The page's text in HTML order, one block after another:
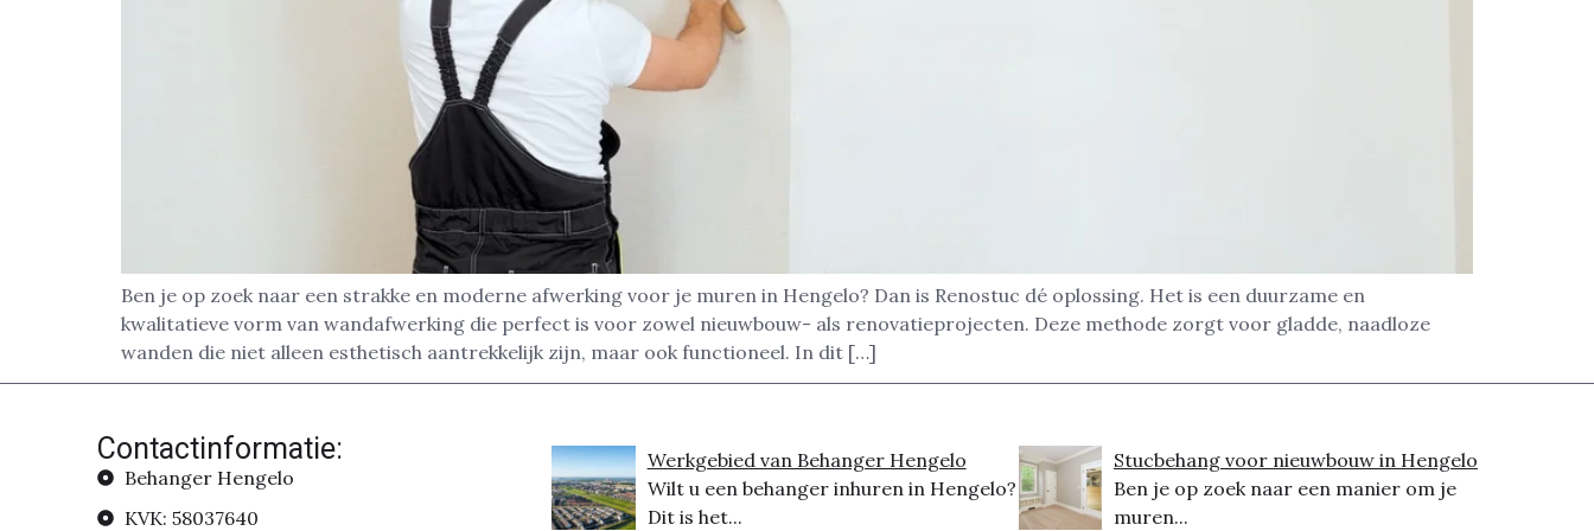
Ben je op zoek naar een strakke en moderne afwerking voor je muren in Hengelo? Dan is Renostuc dé oplossing. Het is een duurzame en
kwalitatieve vorm van wandafwerking die perfect is voor zowel nieuwbouw- als renovatieprojecten. Deze methode zorgt voor gladde, naadloze
wanden die niet alleen esthetisch aantrekkelijk zijn, maar ook functioneel. In dit […]
Contactinformatie:
Behanger Hengelo
KVK: 58037640
Werkgebied van Behanger Hengelo
Wilt u een behanger inhuren in Hengelo?
Dit is het...
Stucbehang voor nieuwbouw in Hengelo
Ben je op zoek naar een manier om je
muren...